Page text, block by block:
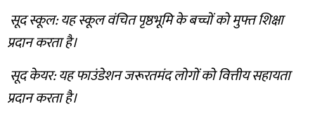
सूद स्कूल: यह स्कूल वंचित पृष्ठभूमि के बच्चों को मुफ्त शिक्षा
प्रदान करता है।
सूद केयर: यह फाउंडेशन जरूरतमंद लोगों को वित्तीय सहायता
प्रदान करता है।